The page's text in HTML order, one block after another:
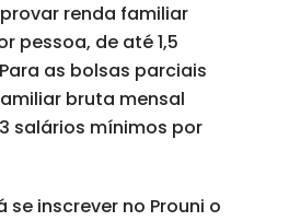
renda familiar
pessoa, de até 1,5
as bolsas parciais
bruta mensal
salários mínimos por
se inscrever no Prouni o